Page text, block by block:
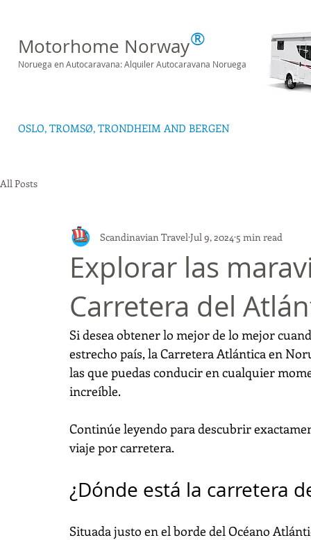
OSLO, TROMSØ, TRONDHEIM AND BERGEN
Motorhome Norway®
Noruega en Autocaravana: Alquiler Autocaravana Noruega
All Posts
Explorar las
Carretera del
Scandinavian Travel Jul 9, 2024 5 min read
Si desea obtener lo mejor de lo mejor
estrecho país, la Carretera Atlántica en
las que puedas conducir en cualquier
increíble.
Continúe leyendo para descubrir
viaje por carretera.
¿Dónde está la carretera
Situada justo en el borde del Océano